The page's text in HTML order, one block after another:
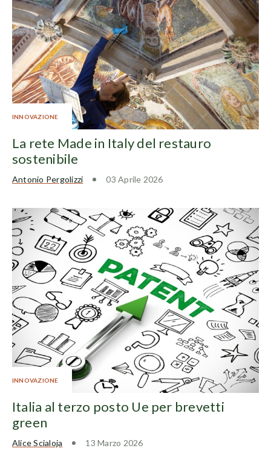
INNOVAZIONE
La rete Made in Italy del restauro
sostenibile
Antonio Pergolizzi 03 Aprile 2026
INNOVAZIONE
Italia al terzo posto Ue per brevetti
green
Alice Scialoja 13 Marzo 2026